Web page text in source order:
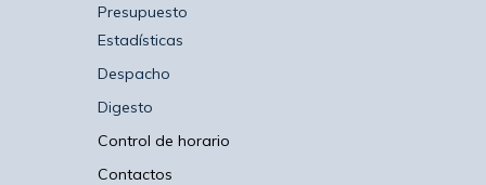
Presupuesto
Estadísticas
Despacho
Digesto
Control de horario
Contactos